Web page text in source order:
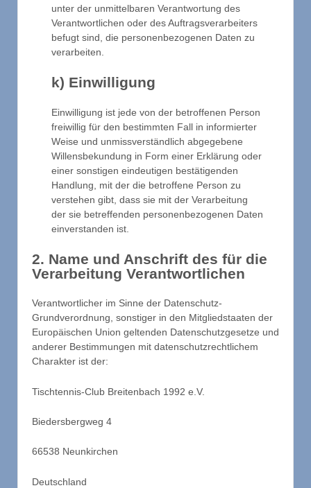
unter der unmittelbaren Verantwortung des
Verantwortlichen oder des Auftragsverarbeiters
befugt sind, die personenbezogenen Daten zu
verarbeiten.
k) Einwilligung
Einwilligung ist jede von der betroffenen Person
freiwillig für den bestimmten Fall in informierter
Weise und unmissverständlich abgegebene
Willensbekundung in Form einer Erklärung oder
einer sonstigen eindeutigen bestätigenden
Handlung, mit der die betroffene Person zu
verstehen gibt, dass sie mit der Verarbeitung
der sie betreffenden personenbezogenen Daten
einverstanden ist.
2. Name und Anschrift des für die
Verarbeitung Verantwortlichen
Verantwortlicher im Sinne der Datenschutz-
Grundverordnung, sonstiger in den Mitgliedstaaten der
Europäischen Union geltenden Datenschutzgesetze und
anderer Bestimmungen mit datenschutzrechtlichem
Charakter ist der:
Tischtennis-Club Breitenbach 1992 e.V.
Biedersbergweg 4
66538 Neunkirchen
Deutschland